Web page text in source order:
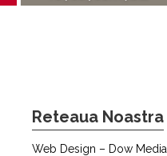
Reteaua Noastra
Web Design – Dow Media